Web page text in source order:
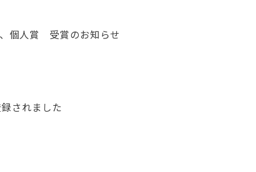
、個人賞 受賞のお知らせ
されました